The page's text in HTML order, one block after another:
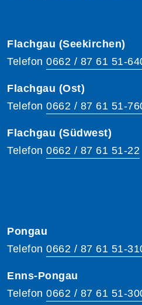
Flachgau (Seekirchen)
Telefon 0662 / 87 61 51-
Flachgau (Ost)
Telefon 0662 / 87 61 51-
Flachgau (Südwest)
Telefon 0662 / 87 61 51-22
Pongau
Telefon 0662 / 87 61 51-
Enns-Pongau
Telefon 0662 / 87 61 51-